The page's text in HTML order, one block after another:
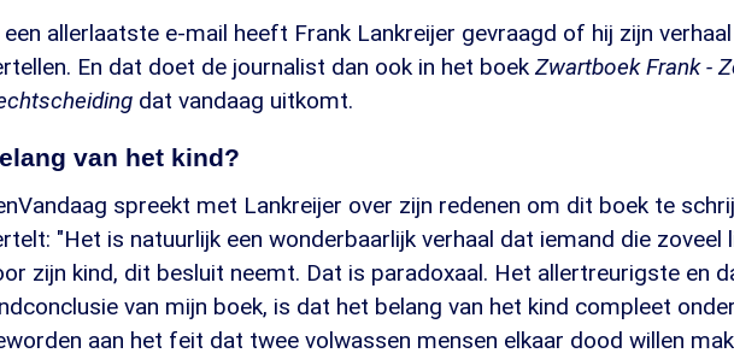
een allerlaatste e-mail heeft Frank Lankreijer gevraagd of hij zijn
En dat doet de journalist dan ook in het boekZwartboek Frank -
dat vandaag uitkomt.
van het kind?
spreekt met Lankreijer over zijn redenen om dit boek te
"Het is natuurlijk een wonderbaarlijk verhaal dat iemand die zoveel
zijn kind, dit besluit neemt. Dat is paradoxaal. Het allertreurigste en
van mijn boek, is dat het belang van het kind compleet
aan het feit dat twee volwassen mensen elkaar dood willen